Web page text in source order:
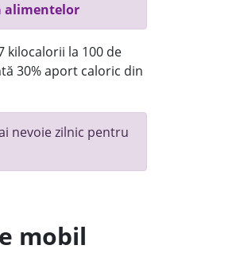
alimentelor
kilocalorii la 100 de
30% aport caloric din
nevoie zilnic pentru
mobil